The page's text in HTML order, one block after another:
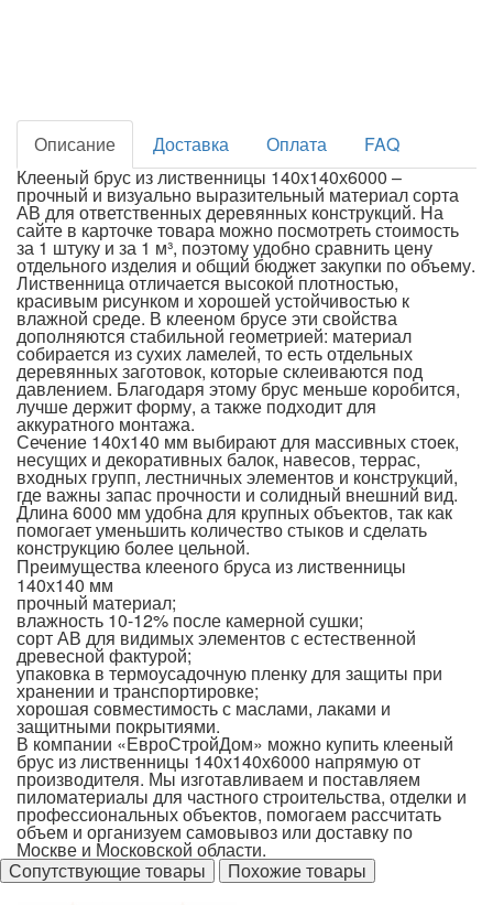
Описание Доставка Оплата
FAQ
Клееный брус из лиственницы 140х140х6000 –
прочный и визуально выразительный материал сорта
АВ для ответственных деревянных конструкций. На
сайте в карточке товара можно посмотреть стоимость
за 1 штуку и за 1 м³, поэтому удобно сравнить цену
отдельного изделия и общий бюджет закупки по объему.
Лиственница отличается высокой плотностью,
красивым рисунком и хорошей устойчивостью к
влажной среде. В клееном брусе эти свойства
дополняются стабильной геометрией: материал
собирается из сухих ламелей, то есть отдельных
деревянных заготовок, которые склеиваются под
давлением. Благодаря этому брус меньше коробится,
лучше держит форму, а также подходит для
аккуратного монтажа.
Сечение 140х140 мм выбирают для массивных стоек,
несущих и декоративных балок, навесов, террас,
входных групп, лестничных элементов и конструкций,
где важны запас прочности и солидный внешний вид.
Длина 6000 мм удобна для крупных объектов, так как
помогает уменьшить количество стыков и сделать
конструкцию более цельной.
Преимущества клееного бруса из лиственницы
140х140 мм
прочный материал;
влажность 10-12% после камерной сушки;
сорт АВ для видимых элементов с естественной
древесной фактурой;
упаковка в термоусадочную пленку для защиты при
хранении и транспортировке;
хорошая совместимость с маслами, лаками и
защитными покрытиями.
В компании «ЕвроСтройДом» можно купить клееный
брус из лиственницы 140х140х6000 напрямую от
производителя. Мы изготавливаем и поставляем
пиломатериалы для частного строительства, отделки и
профессиональных объектов, помогаем рассчитать
объем и организуем самовывоз или доставку по
Москве и Московской области.
Сопутствующие товары
Похожие товары
Клееный брус 80х80х6000 сорт "АВ"